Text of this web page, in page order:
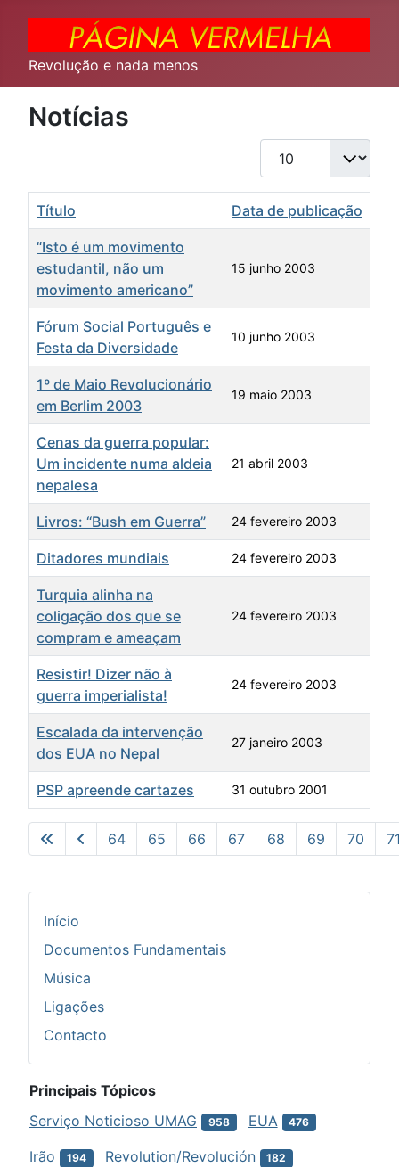
Revolução e nada menos
Notícias
Qtd. a exibir
Artigos
Título Data de publicação
“Isto é um movimento
estudantil, não um
movimento americano”
15 junho 2003
Fórum Social Português e
Festa da Diversidade
10 junho 2003
1º de Maio Revolucionário
em Berlim 2003
19 maio 2003
Cenas da guerra popular:
Um incidente numa aldeia
nepalesa
21 abril 2003
Livros: “Bush em Guerra” 24 fevereiro 2003
Ditadores mundiais 24 fevereiro 2003
Turquia alinha na
coligação dos que se
compram e ameaçam
24 fevereiro 2003
Resistir! Dizer não à
guerra imperialista!
24 fevereiro 2003
Escalada da intervenção
dos EUA no Nepal
27 janeiro 2003
PSP apreende cartazes 31 outubro 2001
Pág. 72 de 73
64 65 66 67 68 69 70
Início
Documentos Fundamentais
Música
Ligações
Contacto
Principais Tópicos
Serviço Noticioso UMAG
958 EUA 476
Irão 194 Revolution/Revolución 182